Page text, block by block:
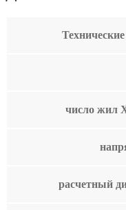
число жил
расчетный